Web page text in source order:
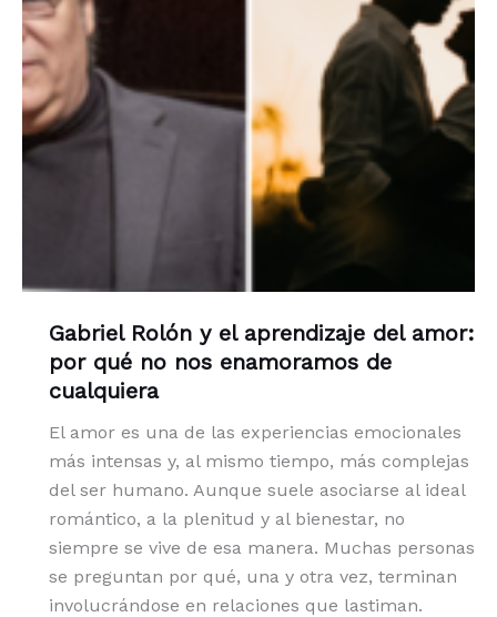
Gabriel Rolón y el aprendizaje del amor:
por qué no nos enamoramos de
cualquiera
El amor es una de las experiencias emocionales
más intensas y, al mismo tiempo, más complejas
del ser humano. Aunque suele asociarse al ideal
romántico, a la plenitud y al bienestar, no
siempre se vive de esa manera. Muchas personas
se preguntan por qué, una y otra vez, terminan
involucrándose en relaciones que lastiman.